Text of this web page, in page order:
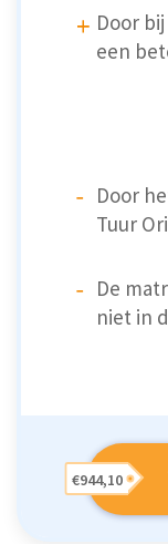
Door
een
Door
Tuur
De
niet in
€944,10